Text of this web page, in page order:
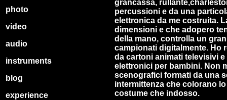
photo
video
audio
instruments
blog
experience
grancassa,
percussioni e da una
elettronica da me costruita.
dimensioni e che adopero
della mano, controlla un
campionati digitalmente. Ho
da cartoni animati televisivi
elettronici per bambini. Non
scenografici formati da una
intermittenza che colorano
costume che indosso.